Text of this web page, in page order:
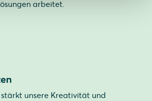
arbeitet.
unsere Kreativität und